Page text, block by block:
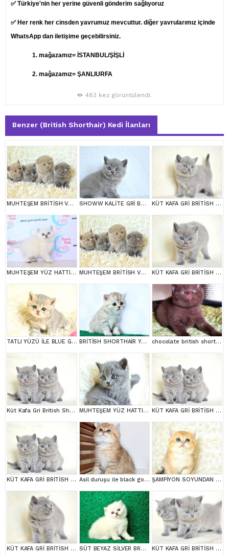
✅ Türkiye'nin her yerine güvenli gönderim sağlıyoruz
✅ Her renk her cinsden yavrumuz mevcuttur. diğer yavrularımız içinde
WhatsApp dan iletişime geçebilirsiniz.
1. mağazamız= İSTANBUL/ŞİŞLİ
2. mağazamız= ŞANLIURFA
483 kez görüntülendi.
Benzer (British Shorthair) Kedi İlanları
MUHTEŞEM BRİTİSH VE SCOTTİSH YAVRULAR SHOWW KALİTE GRİ BRİTİSH SHORTHAİR YAVRUMUZ KÜT KAFA GRİ BRİTİSH SHORTHAİR
MUHTEŞEM YÜZ HATTI SİLVER BRİTİSH SHORTHAİR NS1133 MUHTEŞEM BRİTİSH VE SCOTTİSH YAVRULAR KÜT KAFA GRİ BRİTİSH SHORTHAİR
TATLI YÜZÜ İLE BLUE GOLDEN BRİTİSH SHORTHAİR BRİTİSH SHORTHAİR YAVRUMUZ chocolate british shortair
Küt Kafa Gri British Shorthair MUHTEŞEM YÜZ HATTINA SAHİP GRİ BRİTİSH SHORTHAİR YAVRUMUZ KÜT KAFA GRİ BRİTİSH SHORTHAİR YAVRULARIMIZ
KÜT KAFA GRİ BRİTİSH SHORTHAİR YAVRULARIMIZ Asil duruşu ile black golden british shortair ŞAMPİYON SOYUNDAN NY11 GOLDEN BRİTİSH SHORTHAİR
KÜT KAFA GRİ BRİTİSH SHORTHAİR SÜT BEYAZ SİLVER BRTİSH SHORTHAİR NS1133 KÜT KAFA GRİ BRİTİSH SHORTHAİR YAVRULARIMIZ